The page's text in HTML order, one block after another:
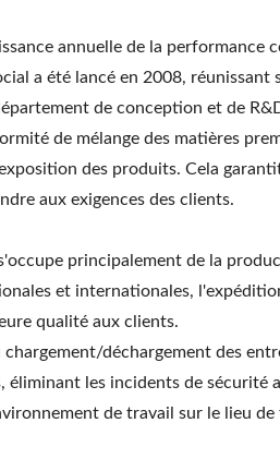
annuelle de la
a été lancé en 2008,
de conception et de
de mélange des matières
des produits. Cela
aux exigences des clients.
principalement de la
et internationales,
qualité aux clients.
chargement/déchargement des
éliminant les incidents de
de travail sur le lieu de